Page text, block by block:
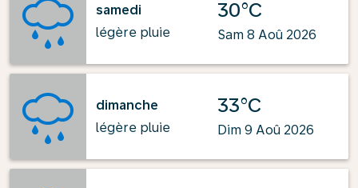
samedi
légère pluie
30°C
Sam 8 Aoû 2026
dimanche
légère pluie
33°C
Dim 9 Aoû 2026